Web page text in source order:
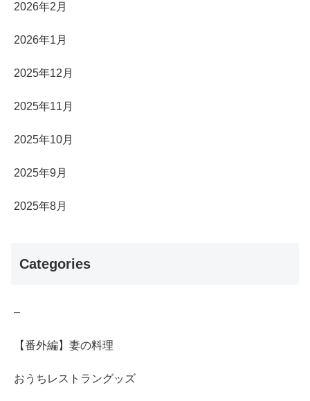
2026年2月
2026年1月
2025年12月
2025年11月
2025年10月
2025年9月
2025年8月
Categories
–
【番外編】妻の料理
おうちレストラングッズ